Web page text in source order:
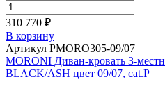
310 770 ₽
В корзину
Артикул PMORO305-09/07
MORONI Диван-кровать 3-
BLACK/ASH цвет 09/07, cat.P